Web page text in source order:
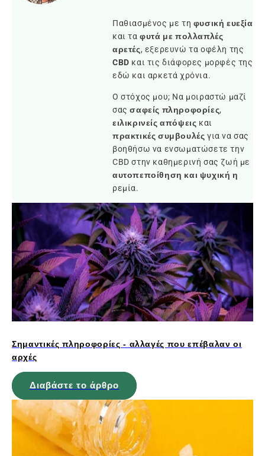
Παθιασμένος με τη φυσική ευεξία
και ταφυτά με πολλαπλές
αρετές, εξερευνώ τα οφέλη της
CBD και τις διάφορες μορφές της
εδώ και αρκετά χρόνια.
Ο στόχος μου; Να μοιραστώ μαζί
σαςσαφείς πληροφορίες,
ειλικρινείς απόψεις και
πρακτικές συμβουλές για να σας
βοηθήσω να ενσωματώσετε την
CBD στην καθημερινή σας ζωή με
αυτοπεποίθηση και ψυχική η
ρεμία.
Σημαντικές πληροφορίες - αλλαγές που επέβαλαν οι
αρχές
Διαβάστε το άρθρο